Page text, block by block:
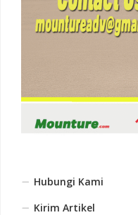
Hubungi Kami
Kirim Artikel